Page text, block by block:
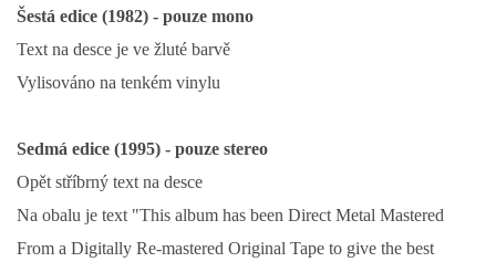
GEORGE HARRISON - SINGLY
GEORGE HARRISON - KONCERTY
RINGO STARR - SINGLY
Šestá edice (1982) - pouze mono
Text na desce je ve žluté barvě
Vylisováno na tenkém vinylu
Sedmá edice (1995) - pouze stereo
Opět stříbrný text na desce
Na obalu je text "This album has been Direct Metal Mastered
From a Digitally Re-mastered Original Tape to give the best